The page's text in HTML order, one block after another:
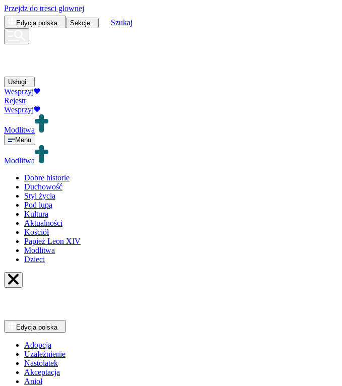
Przejdz do tresci glownej
Edycja polska Sekcje Szukaj
Usługi
Wesprzyj
Rejestr
Wesprzyj
Modlitwa
Menu
Modlitwa
Dobre historie
Duchowość
Styl życia
Pod lupą
Kultura
Aktualności
Kościół
Papież Leon XIV
Modlitwa
Dzieci
Edycja polska
Adopcja
Uzależnienie
Nastolatek
Akceptacja
Anioł